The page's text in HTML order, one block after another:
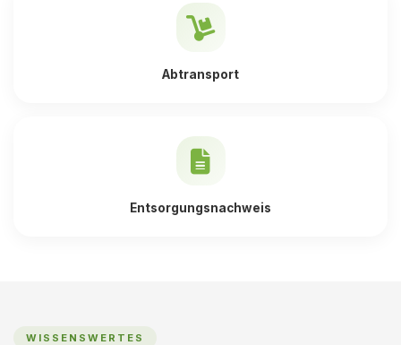
Abtransport
Entsorgungsnachweis
WISSENSWERTES